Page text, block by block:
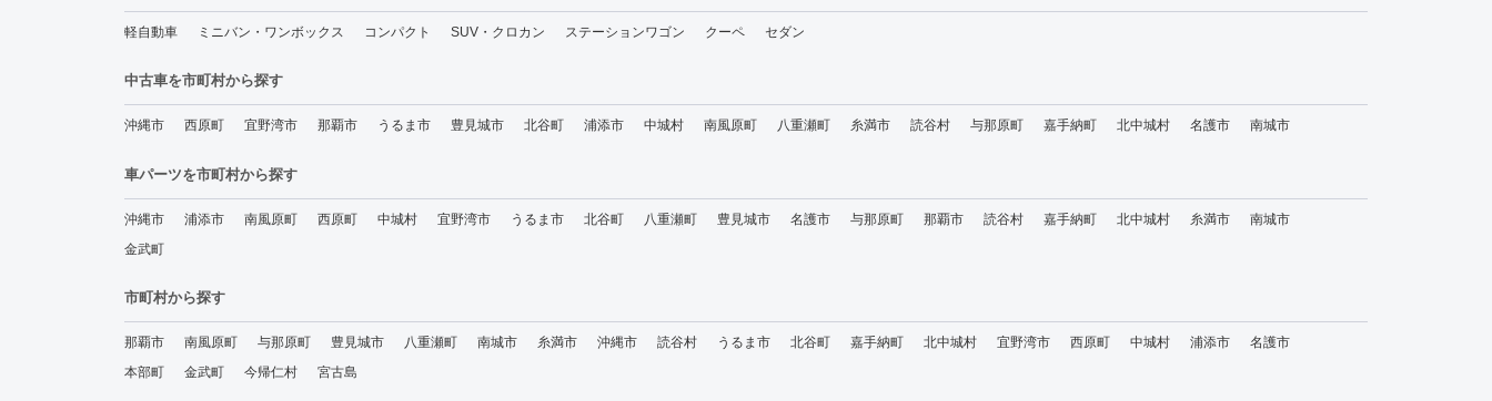
軽自動車 ミニバン・ワンボックス コンパクト SUV・クロカン ステーションワゴン クーペ セダン
中古車を市町村から探す
沖縄市 西原町 宜野湾市 那覇市 うるま市 豊見城市 北谷町 浦添市 中城村 南風原町 八重瀬町 糸満市 読谷村 与那原町 嘉手納町 北中城村 名護市 南城市
車パーツを市町村から探す
沖縄市 浦添市 南風原町 西原町 中城村 宜野湾市 うるま市 北谷町 八重瀬町 豊見城市 名護市 与那原町 那覇市 読谷村 嘉手納町 北中城村 糸満市
南城市
金武町
市町村から探す
那覇市 南風原町 与那原町 豊見城市 八重瀬町 南城市 糸満市 沖縄市 読谷村 うるま市 北谷町 嘉手納町 北中城村 宜野湾市 西原町 中城村 浦添市
名護市
本部町
金武町 今帰仁村 宮古島